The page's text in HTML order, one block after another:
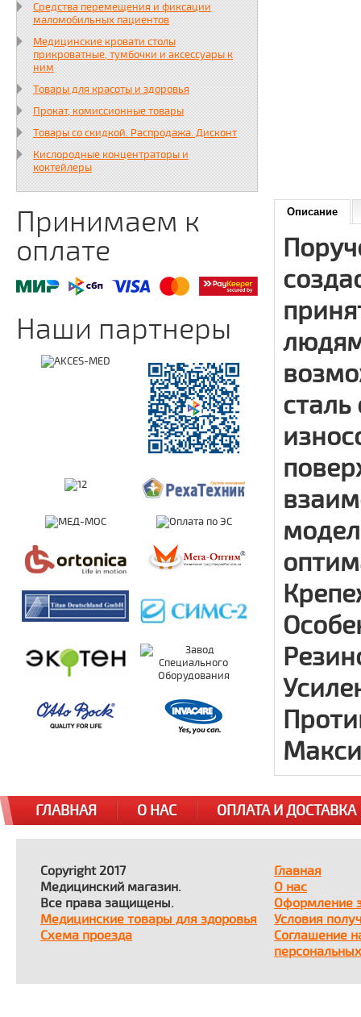
Средства перемещения и фиксации
маломобильных пациентов
Медицинские кровати столы
прикроватные, тумбочки и аксессуары к
ним
Товары для красоты и здоровья
Прокат, комиссионные товары
Товары со скидкой. Распродажа. Дисконт
Кислородные концентраторы и
коктейлеры
Принимаем к
оплате
Наши партнеры
Описание
ГЛАВНАЯ О НАС ОПЛАТА И ДОСТАВКА
Copyright 2017
Медицинский магазин.
Все права защищены.
Медицинские товары для здоровья
Схема проезда
Главная
О нас
Оформление
Условия
Соглашение